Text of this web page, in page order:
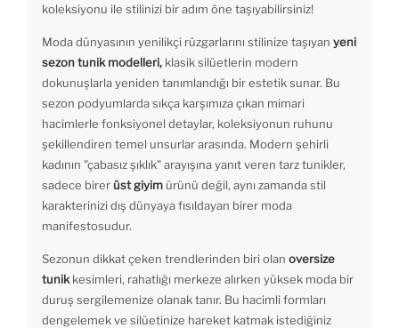
koleksiyonu ile stilinizi bir adım öne taşıyabilirsiniz!
Moda dünyasının yenilikçi rüzgarlarını stilinize taşıyan yeni
sezon tunik modelleri, klasik silüetlerin modern
dokunuşlarla yeniden tanımlandığı bir estetik sunar. Bu
sezon podyumlarda sıkça karşımıza çıkan mimari
hacimlerle fonksiyonel detaylar, koleksiyonun ruhunu
şekillendiren temel unsurlar arasında. Modern şehirli
kadının "çabasız şıklık" arayışına yanıt veren tarz tunikler,
sadece birer üst giyim ürünü değil, aynı zamanda stil
karakterinizi dış dünyaya fısıldayan birer moda
manifestosudur.
Sezonun dikkat çeken trendlerinden biri olan oversize
tunik kesimleri, rahatlığı merkeze alırken yüksek moda bir
duruş sergilemenize olanak tanır. Bu hacimli formları
dengelemek ve silüetinize hareket katmak istediğiniz